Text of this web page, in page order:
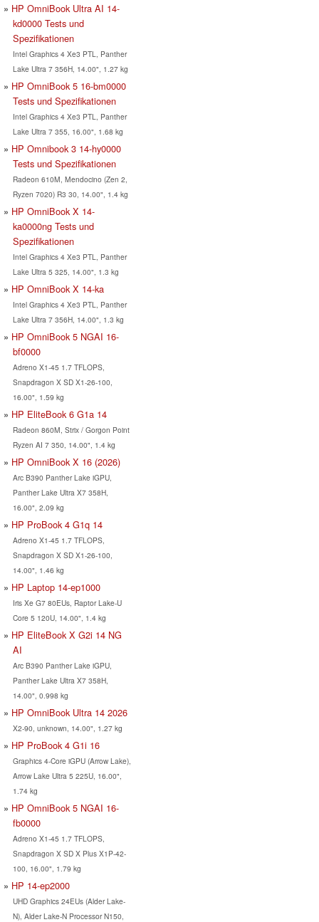
HP OmniBook Ultra AI 14-
kd0000 Tests und
Spezifikationen
Intel Graphics 4 Xe3 PTL, Panther
Lake Ultra 7 356H, 14.00", 1.27 kg
HP OmniBook 5 16-bm0000
Tests und Spezifikationen
Intel Graphics 4 Xe3 PTL, Panther
Lake Ultra 7 355, 16.00", 1.68 kg
HP Omnibook 3 14-hy0000
Tests und Spezifikationen
Radeon 610M, Mendocino (Zen 2,
Ryzen 7020) R3 30, 14.00", 1.4 kg
HP OmniBook X 14-
ka0000ng Tests und
Spezifikationen
Intel Graphics 4 Xe3 PTL, Panther
Lake Ultra 5 325, 14.00", 1.3 kg
HP OmniBook X 14-ka
Intel Graphics 4 Xe3 PTL, Panther
Lake Ultra 7 356H, 14.00", 1.3 kg
HP OmniBook 5 NGAI 16-
bf0000
Adreno X1-45 1.7 TFLOPS,
Snapdragon X SD X1-26-100,
16.00", 1.59 kg
HP EliteBook 6 G1a 14
Radeon 860M, Strix / Gorgon Point
Ryzen AI 7 350, 14.00", 1.4 kg
HP OmniBook X 16 (2026)
Arc B390 Panther Lake iGPU,
Panther Lake Ultra X7 358H,
16.00", 2.09 kg
HP ProBook 4 G1q 14
Adreno X1-45 1.7 TFLOPS,
Snapdragon X SD X1-26-100,
14.00", 1.46 kg
HP Laptop 14-ep1000
Iris Xe G7 80EUs, Raptor Lake-U
Core 5 120U, 14.00", 1.4 kg
HP EliteBook X G2i 14 NG
AI
Arc B390 Panther Lake iGPU,
Panther Lake Ultra X7 358H,
14.00", 0.998 kg
HP OmniBook Ultra 14 2026
X2-90, unknown, 14.00", 1.27 kg
HP ProBook 4 G1i 16
Graphics 4-Core iGPU (Arrow Lake),
Arrow Lake Ultra 5 225U, 16.00",
1.74 kg
HP OmniBook 5 NGAI 16-
fb0000
Adreno X1-45 1.7 TFLOPS,
Snapdragon X SD X Plus X1P-42-
100, 16.00", 1.79 kg
HP 14-ep2000
UHD Graphics 24EUs (Alder Lake-
N), Alder Lake-N Processor N150,